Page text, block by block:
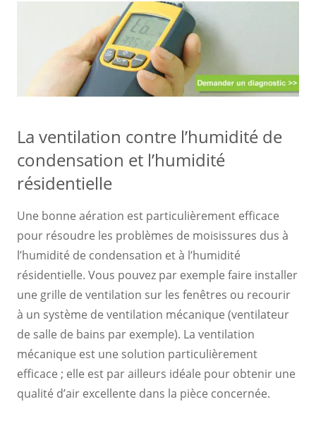
La ventilation contre l’humidité de
condensation et l’humidité
résidentielle
Une bonne aération est particulièrement efficace
pour résoudre les problèmes de moisissures dus à
l’humidité de condensation et à l’humidité
résidentielle. Vous pouvez par exemple faire installer
une grille de ventilation sur les fenêtres ou recourir
à un système de ventilation mécanique (ventilateur
de salle de bains par exemple). La ventilation
mécanique est une solution particulièrement
efficace ; elle est par ailleurs idéale pour obtenir une
qualité d’air excellente dans la pièce concernée.